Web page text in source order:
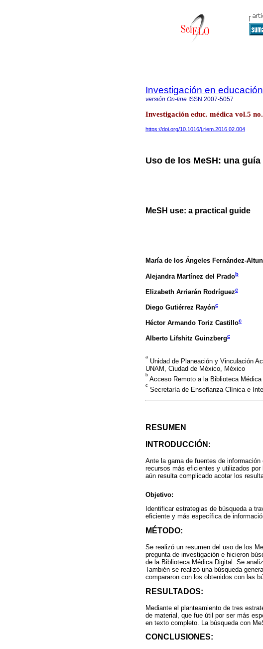
Investigación en
versión On-line ISSN 2007-5057
Investigación educ. médica vol.5
https://doi.org/10.1016/j.riem.2016.02.004
Uso de los MeSH: una
MeSH use: a practical guide
María de los Ángeles Fernández-
Alejandra Martínez del Pradob
Elizabeth Arriarán Rodríguezc
Diego Gutiérrez Rayónc
Héctor Armando Toriz Castilloc
Alberto Lifshitz Guinzbergc
a
Unidad de Planeación y Vinculación
UNAM, Ciudad de México, México
b
Acceso Remoto a la Biblioteca
c
Secretaría de Enseñanza Clínica e
RESUMEN
INTRODUCCIÓN:
Ante la gama de fuentes de
recursos más eficientes y utilizados por
aún resulta complicado acotar los
Objetivo:
Identificar estrategias de búsqueda a
eficiente y más específica de
MÉTODO:
Se realizó un resumen del uso de los
pregunta de investigación e hicieron
de la Biblioteca Médica Digital. Se
También se realizó una búsqueda
compararon con los obtenidos con las
RESULTADOS:
Mediante el planteamiento de tres
de material, que fue útil por ser más
en texto completo. La búsqueda con
CONCLUSIONES: